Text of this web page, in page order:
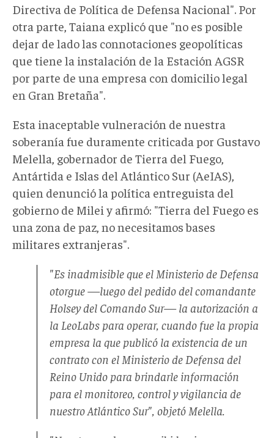
Directiva de Política de Defensa Nacional". Por
otra parte, Taiana explicó que "no es posible
dejar de lado las connotaciones geopolíticas
que tiene la instalación de la Estación AGSR
por parte de una empresa con domicilio legal
en Gran Bretaña".
Esta inaceptable vulneración de nuestra
soberanía fue duramente criticada por Gustavo
Melella, gobernador de Tierra del Fuego,
Antártida e Islas del Atlántico Sur (AeIAS),
quien denunció la política entreguista del
gobierno de Milei y afirmó: "Tierra del Fuego es
una zona de paz, no necesitamos bases
militares extranjeras".
"Es inadmisible que el Ministerio de Defensa
otorgue —luego del pedido del comandante
Holsey del Comando Sur— la autorización a
la LeoLabs para operar, cuando fue la propia
empresa la que publicó la existencia de un
contrato con el Ministerio de Defensa del
Reino Unido para brindarle información
para el monitoreo, control y vigilancia de
nuestro Atlántico Sur", objetó Melella.